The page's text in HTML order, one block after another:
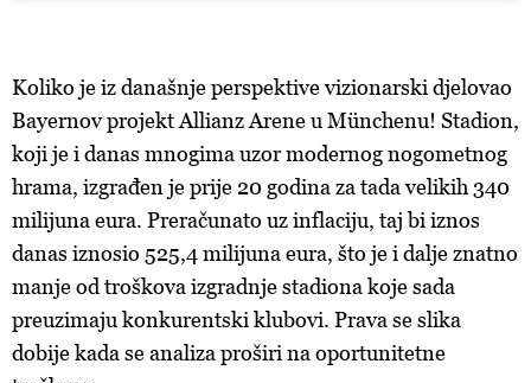
Koliko je iz današnje perspektive vizionarski djelovao
Bayernov projekt Allianz Arene u Münchenu! Stadion,
koji je i danas mnogima uzor modernog nogometnog
hrama, izgrađen je prije 20 godina za tada velikih 340
milijuna eura. Preračunato uz inflaciju, taj bi iznos
danas iznosio 525,4 milijuna eura, što je i dalje znatno
manje od troškova izgradnje stadiona koje sada
preuzimaju konkurentski klubovi. Prava se slika
dobije kada se analiza proširi na oportunitetne